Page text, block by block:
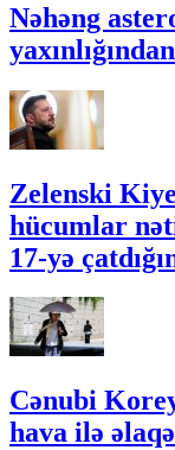
Nəhəng
Zelenski
hücumlar
17-yə
Cənubi
hava ilə